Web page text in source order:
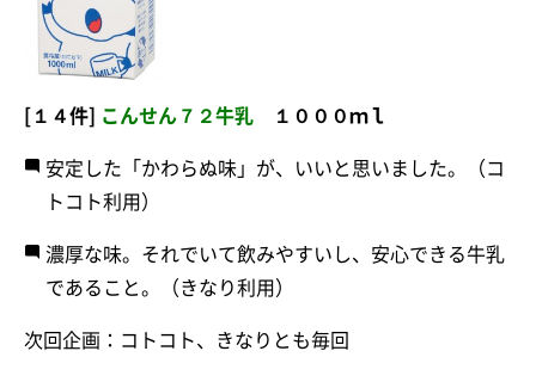
[１４件] こんせん７２牛乳 １０００ｍｌ
安定した「かわらぬ味」が、いいと思いました。（コ
トコト利用）
濃厚な味。それでいて飲みやすいし、安心できる牛乳
であること。（きなり利用）
次回企画：コトコト、きなりとも毎回